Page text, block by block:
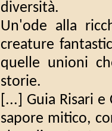
diversità.
Un'ode alla
creature
quelle unioni
storie.
[...] Guia Risari
sapore mitico,